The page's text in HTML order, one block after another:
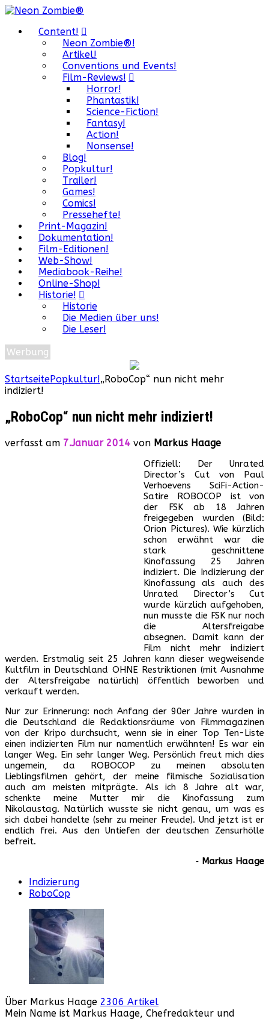
Content!
Neon Zombie®!
Artikel!
Conventions und Events!
Film-Reviews!
Horror!
Phantastik!
Science-Fiction!
Fantasy!
Action!
Nonsense!
Blog!
Popkultur!
Trailer!
Games!
Comics!
Pressehefte!
Print-Magazin!
Dokumentation!
Film-Editionen!
Web-Show!
Mediabook-Reihe!
Online-Shop!
Historie!
Historie
Die Medien über uns!
Die Leser!
Werbung
StartseitePopkultur!„RoboCop“ nun nicht mehr
indiziert!
„RoboCop“ nun nicht mehr indiziert!
verfasst am 7.Januar 2014 von Markus Haage
Offiziell: Der Unrated
Director’s Cut von Paul
Verhoevens SciFi-Action-
Satire ROBOCOP ist von
der FSK ab 18 Jahren
freigegeben wurden (Bild:
Orion Pictures). Wie kürzlich
schon erwähnt war die
stark geschnittene
Kinofassung 25 Jahren
indiziert. Die Indizierung der
Kinofassung als auch des
Unrated Director’s Cut
wurde kürzlich aufgehoben,
nun musste die FSK nur noch
die Altersfreigabe
absegnen. Damit kann der
Film nicht mehr indiziert
werden. Erstmalig seit 25 Jahren kann dieser wegweisende
Kultfilm in Deutschland OHNE Restriktionen (mit Ausnahme
der Altersfreigabe natürlich) öffentlich beworben und
verkauft werden.
Nur zur Erinnerung: noch Anfang der 90er Jahre wurden in
die Deutschland die Redaktionsräume von Filmmagazinen
von der Kripo durchsucht, wenn sie in einer Top Ten-Liste
einen indizierten Film nur namentlich erwähnten! Es war ein
langer Weg. Ein sehr langer Weg. Persönlich freut mich dies
ungemein, da ROBOCOP zu meinen absoluten
Lieblingsfilmen gehört, der meine filmische Sozialisation
auch am meisten mitprägte. Als ich 8 Jahre alt war,
schenkte meine Mutter mir die Kinofassung zum
Nikolaustag. Natürlich wusste sie nicht genau, um was es
sich dabei handelte (sehr zu meiner Freude). Und jetzt ist er
endlich frei. Aus den Untiefen der deutschen Zensurhölle
befreit.
‐ Markus Haage
Indizierung
RoboCop
Über Markus Haage 2306 Artikel
Mein Name ist Markus Haage, Chefredakteur und